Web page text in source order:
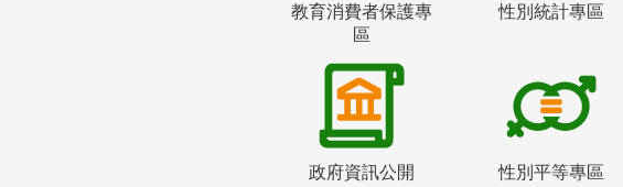
教育消費者保護專
區
性別統計專區
政府資訊公開 性別平等專區